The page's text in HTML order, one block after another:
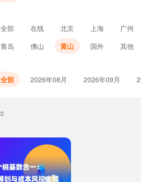
全部 在线 北京 上海
广州
青岛
佛山 黄山 国外 其他
全部 2026年08月 2026年09月